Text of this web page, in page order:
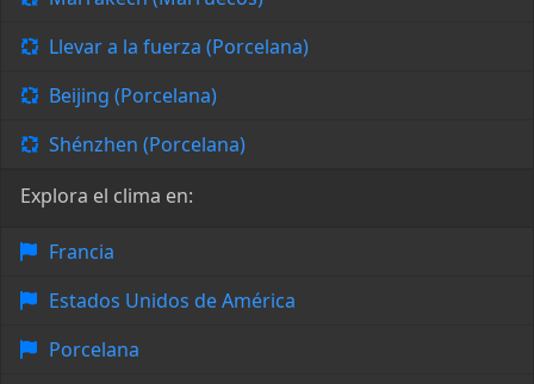
Llevar a la fuerza (Porcelana)
Beijing (Porcelana)
Shénzhen (Porcelana)
Explora el clima en:
Francia
Estados Unidos de América
Porcelana